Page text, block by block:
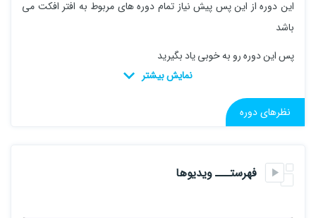
این دوره از این پس پیش نیاز تمام دوره های مربوط به افتر افکت می
باشد
پس این دوره رو به خوبی یاد بگیرید
نظرهای دوره
فهرستـــ ویدیوها